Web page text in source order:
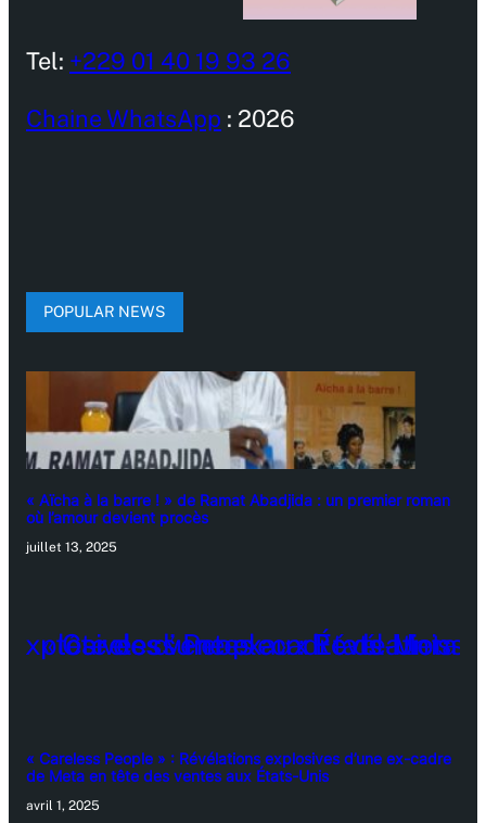
Tel: +229 01 40 19 93 26
Chaine WhatsApp : 2026
POPULAR NEWS
« Aïcha à la barre ! » de Ramat Abadjida : un premier roman
où l’amour devient procès
juillet 13, 2025
« Careless People » : Révélations explosives d’une ex-cadre
de Meta en tête des ventes aux États-Unis
avril 1, 2025